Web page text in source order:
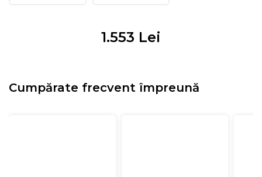
1.553 Lei
Cumpărate frecvent împreună